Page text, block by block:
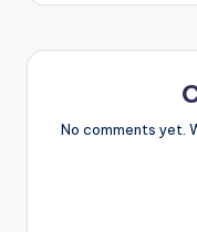
No comments yet.